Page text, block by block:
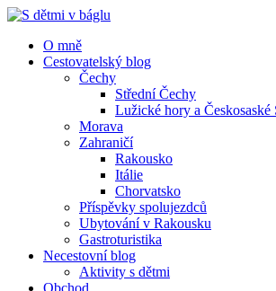
Menu
Menu
O mně
Cestovatelský blog
Čechy
Střední Čechy
Lužické hory a Českosaské
Morava
Zahraničí
Rakousko
Itálie
Chorvatsko
Příspěvky spolujezdců
Ubytování v Rakousku
Gastroturistika
Necestovní blog
Aktivity s dětmi
Obchod